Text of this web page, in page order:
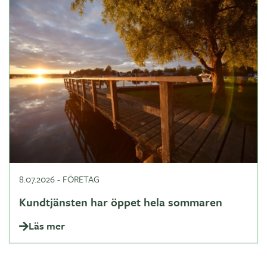
8.07.2026- FÖRETAG
Kundtjänsten har öppet hela sommaren
Läs mer